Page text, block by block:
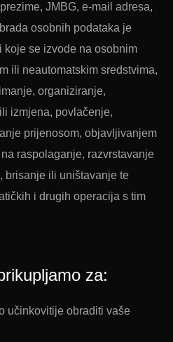
JMBG, e-mail adresa,
osobnih podataka je
se izvode na osobnim
ili neautomatskim sredstvima,
organiziranje,
izmjena, povlačenje,
prijenosom, objavljivanjem
raspolaganje, razvrstavanje
brisanje ili uništavanje te
i drugih operacija s tim
za:
učinkovitije obraditi vaše